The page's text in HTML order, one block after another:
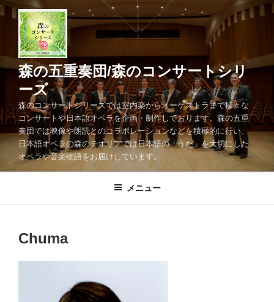
コ
ツ
キ
ッ
プ
森の五重奏団/森のコンサートシリ
ーズ
森のコンサートシリーズでは室内楽からオーケストラまで様々な
コンサートや日本語オペラを企画・制作しております。森の五重
奏団では映像や朗読とのコラボレーションなどを積極的に行い、
日本語オペラの森のテオリアでは日本語の「うた」を大切にした
オペラや音楽物語をお届けしています。
メニュー
Chuma